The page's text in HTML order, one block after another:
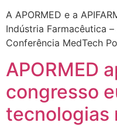
A APORMED e a
Indústria Farmacêutica
Conferência MedTech
APORMED
congresso
tecnologias